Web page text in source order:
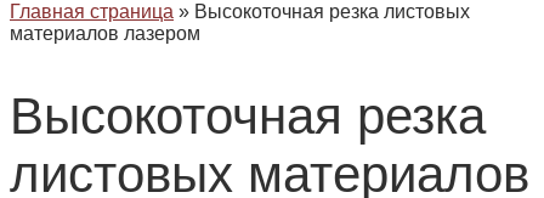
Главная страница » Высокоточная резка листовых
материалов лазером
Высокоточная резка
листовых материалов